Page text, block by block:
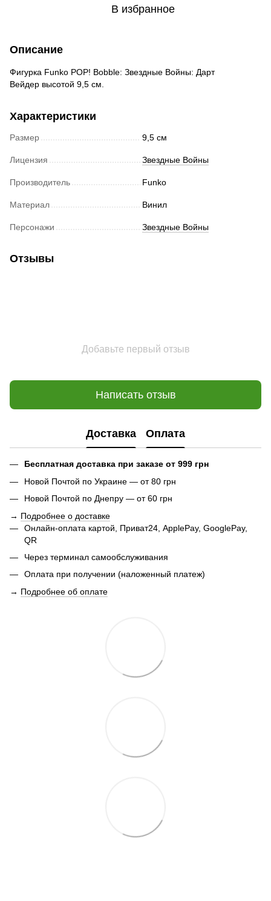
В избранное
Описание
Фигурка Funko POP! Bobble: Звездные Войны: Дарт
Вейдер высотой 9,5 см.
Характеристики
Размер 9,5 см
Лицензия Звездные Войны
Производитель Funko
Материал Винил
Персонажи Звездные Войны
Отзывы
Добавьте первый отзыв
Написать отзыв
Доставка Оплата
Бесплатная доставка при заказе от 999 грн
Новой Почтой по Украине — от 80 грн
Новой Почтой по Днепру — от 60 грн
→ Подробнее о доставке
Онлайн-оплата картой, Приват24, ApplePay, GooglePay,
QR
Через терминал самообслуживания
Оплата при получении (наложенный платеж)
→ Подробнее об оплате